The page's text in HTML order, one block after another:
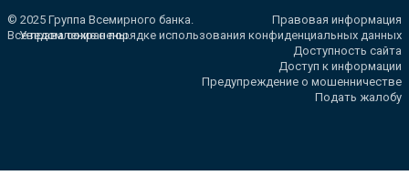
© 2025 Группа Всемирного банка.
Все права сохранены.
Правовая информация
Уведомление о порядке использования конфиденциальных данных
Доступность сайта
Доступ к информации
Предупреждение о мошенничестве
Подать жалобу